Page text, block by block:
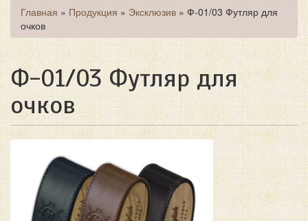
Вы
здесь
Главная » Продукция » Эксклюзив » Ф-01/03 Футляр для
очков
Ф-01/03 Футляр для
очков